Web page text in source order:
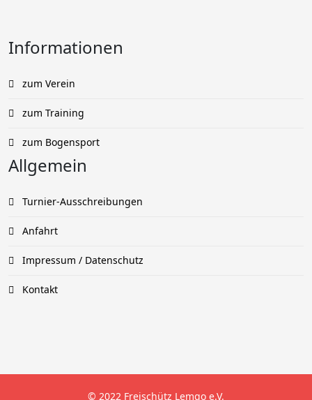
Informationen
zum Verein
zum Training
zum Bogensport
Allgemein
Turnier-Ausschreibungen
Anfahrt
Impressum / Datenschutz
Kontakt
© 2022 Freischütz Lemgo e.V.